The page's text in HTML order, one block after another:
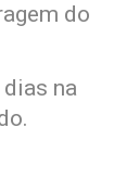
do
na